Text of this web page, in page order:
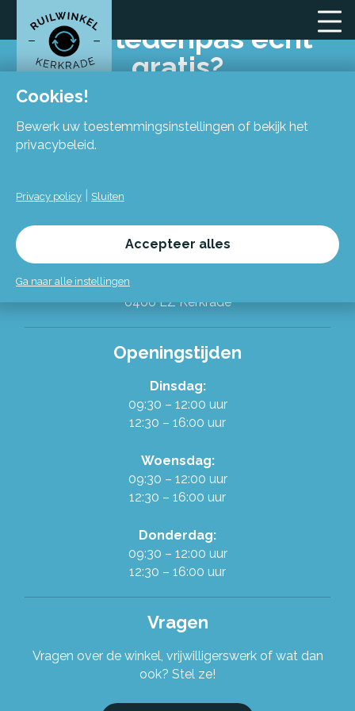
Alles over de Ruilwinkel
Werken in de Ruilwinkel
Stel je vraag!
Is de ledenpas echt
gratis?
Flexiforum Kerkrade
Spekhofstraat 15
(bij binnenkomst grote trap omhoog)
6466 LZ Kerkrade
Openingstijden
Dinsdag:
09:30 – 12:00 uur
12:30 – 16:00 uur
Woensdag:
09:30 – 12:00 uur
12:30 – 16:00 uur
Donderdag:
09:30 – 12:00 uur
12:30 – 16:00 uur
Vragen
Vragen over de winkel, vrijwilligerswerk of wat dan
ook? Stel ze!
Cookies!
Bewerk uw toestemmingsinstellingen of bekijk het
privacybeleid.
Privacy policy Sluiten
Accepteer alles
Ga naar alle instellingen